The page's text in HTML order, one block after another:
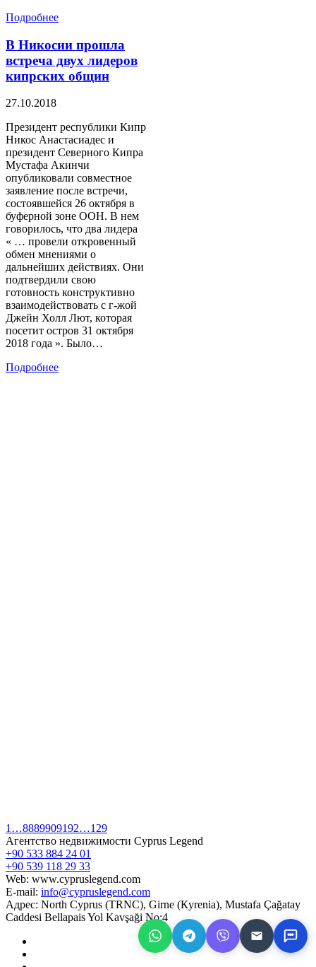
Подробнее
В Никосии прошла
встреча двух лидеров
кипрских общин
27.10.2018
Президент республики Кипр
Никос Анастасиадес и
президент Северного Кипра
Мустафа Акинчи
опубликовали совместное
заявление после встречи,
состоявшейся 26 октября в
буферной зоне ООН. В нем
говорилось, что два лидера
« … провели откровенный
обмен мнениями о
дальнейших действиях. Они
подтвердили свою
готовность конструктивно
взаимодействовать с г-жой
Джейн Холл Лют, которая
посетит остров 31 октября
2018 года ». Было…
Подробнее
1 …8889909192…129
Агентство недвижимости Cyprus Legend
+90 533 884 24 01
+90 539 118 29 33
Web: www.cypruslegend.com
E-mail: info@cypruslegend.com
Адрес: North Cyprus (ТRNC), Girne (Кyrenia), Mustafa Çağatay
Caddesi Bellapais Yol Kavşaği No:4